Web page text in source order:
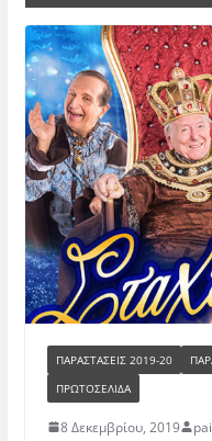
ΠΑΡΑΣΤΑΣΕΙΣ 2019-20
ΠΡΩΤΟΣΕΛΙΔΑ
8 Δεκεμβρίου, 2019